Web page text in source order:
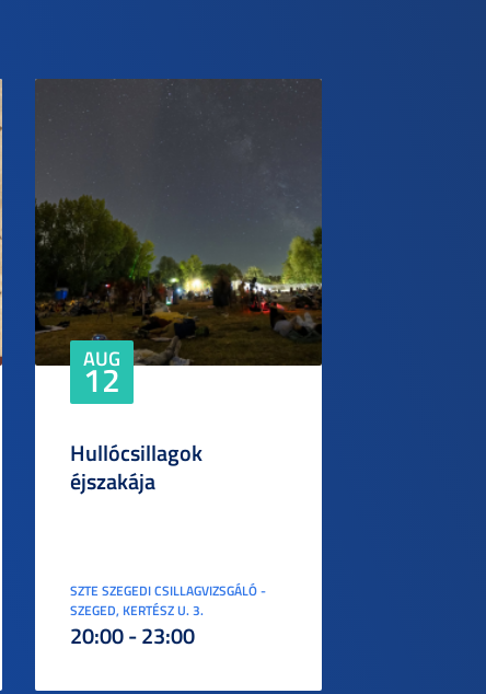
AUG
12
Hullócsillagok
éjszakája
SZTE SZEGEDI CSILLAGVIZSGÁLÓ -
SZEGED, KERTÉSZ U. 3.
20:00 - 23:00